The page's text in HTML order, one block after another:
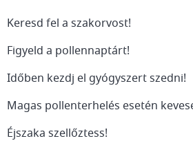
Keresd fel a szakorvost!
Figyeld a pollennaptárt!
Időben kezdj el gyógyszert szedni!
Magas pollenterhelés esetén
Éjszaka szellőztess!